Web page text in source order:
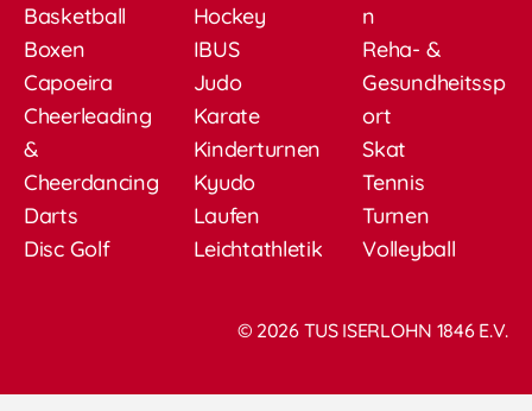
Basketball
Boxen
Capoeira
Cheerleading
&
Cheerdancing
Darts
Disc Golf
Hockey
IBUS
Judo
Karate
Kinderturnen
Kyudo
Laufen
Leichtathletik
n
Reha- &
Gesundheitssp
ort
Skat
Tennis
Turnen
Volleyball
© 2026 TUS ISERLOHN 1846 E.V.